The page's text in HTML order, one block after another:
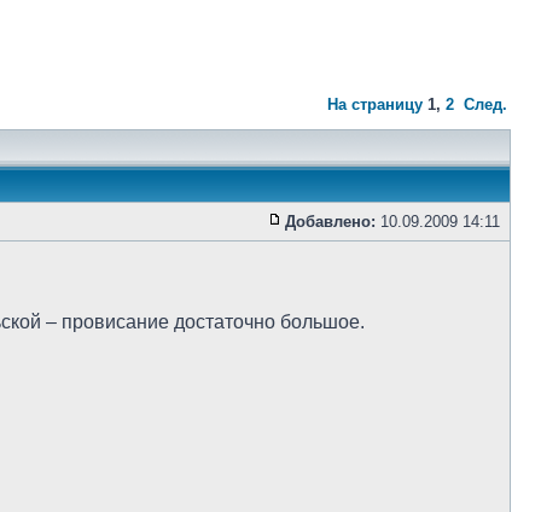
На страницу 1, 2 След.
Добавлено: 10.09.2009 14:11
– провисание достаточно большое.